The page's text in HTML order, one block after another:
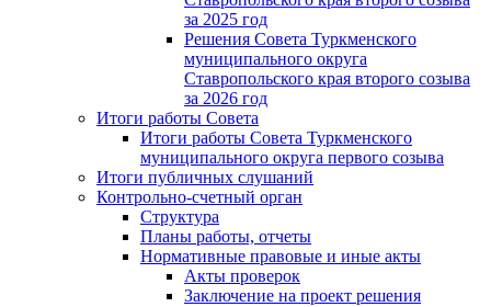
за 2025 год
Решения Совета Туркменского
муниципального округа
Ставропольского края второго созыва
за 2026 год
Итоги работы Совета
Итоги работы Совета Туркменского
муниципального округа первого созыва
Итоги публичных слушаний
Контрольно-счетный орган
Структура
Планы работы, отчеты
Нормативные правовые и иные акты
Акты проверок
Заключение на проект решения